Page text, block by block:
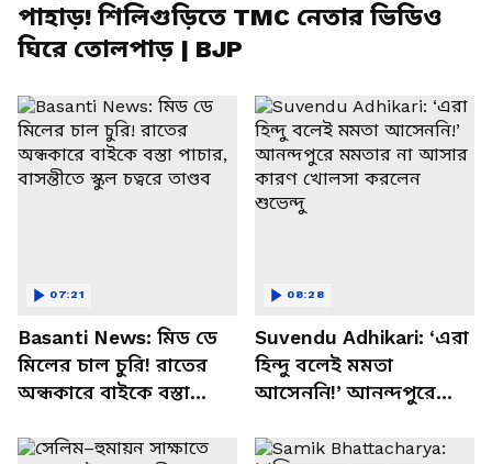
পাহাড়! শিলিগুড়িতে TMC নেতার ভিডিও
ঘিরে তোলপাড় | BJP
Basanti News: মিড ডে
মিলের চাল চুরি! রাতের
অন্ধকারে বাইকে বস্তা
চত্বরে তাণ্ডব
07:21
Suvendu Adhikari: ‘এরা
হিন্দু বলেই মমতা
আসেননি!’ আনন্দপুরে
খোলসা করলেন শুভেন্দু
08:28